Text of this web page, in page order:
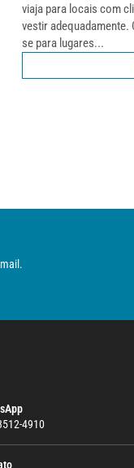
viaja para locais com
vestir
se para lugares...
4910